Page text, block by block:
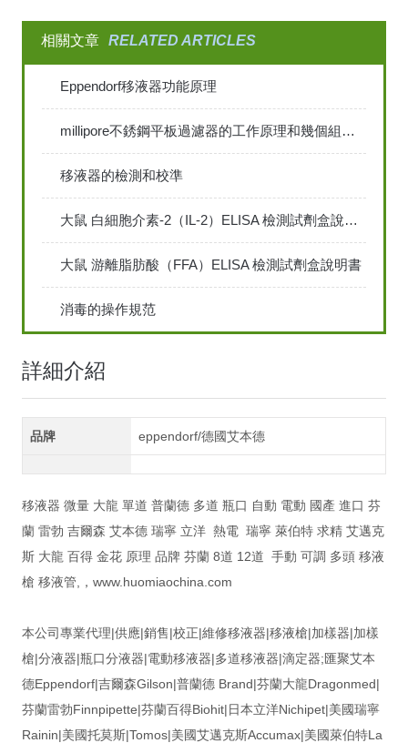
相關文章 RELATED ARTICLES
Eppendorf移液器功能原理
millipore不銹鋼平板過濾器的工作原理和幾個組成部分介紹
移液器的檢測和校準
大鼠 白細胞介素-2（IL-2）ELISA 檢測試劑盒說明書
大鼠 游離脂肪酸（FFA）ELISA 檢測試劑盒說明書
消毒的操作規范
詳細介紹
品牌 eppendorf/德國艾本德
移液器 微量 大龍 單道 普蘭德 多道 瓶口 自動 電動 國產 進口 芬
蘭 雷勃 吉爾森 艾本德 瑞寧 立洋 熱電 瑞寧 萊伯特 求精 艾邁克
斯 大龍 百得 金花 原理 品牌 芬蘭 8道 12道 手動 可調 多頭 移液
槍 移液管,，www.huomiaochina.com
本公司專業代理|供應|銷售|校正|維修移液器|移液槍|加樣器|加樣
槍|分液器|瓶口分液器|電動移液器|多道移液器|滴定器;匯聚艾本
德Eppendorf|吉爾森Gilson|普蘭德 Brand|芬蘭大龍Dragonmed|
芬蘭雷勃Finnpipette|芬蘭百得Biohit|日本立洋Nichipet|美國瑞寧
Rainin|美國托莫斯|Tomos|美國艾邁克斯Accumax|美國萊伯特La